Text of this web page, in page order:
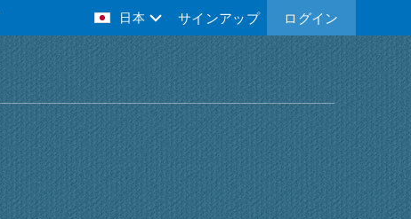
日本 ログイン
サインアップ